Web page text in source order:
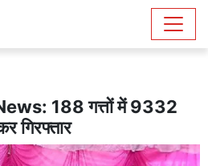
188 गत्तों में 9332
गिरफ्तार